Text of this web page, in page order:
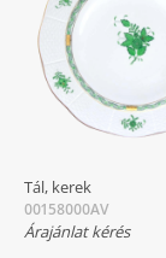
Tál, kerek
00158000AV
Árajánlat kérés